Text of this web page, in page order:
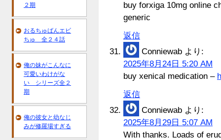
buy forxiga 10mg online
generic
返信
Conniewab より:
2025年8月24日 5:20 AM
buy xenical medication –
返信
Conniewab より:
2025年8月29日 5:07 AM
With thanks. Loads of
２期
おるちゅばんエビ
ちゅ 全２４話
俺の妹がこんなに
可愛いわけがな
い シリーズ全２
期
俺の彼女と幼なじ
みが修羅場すぎる